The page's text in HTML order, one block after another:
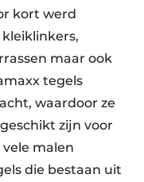
kort werd
maar ook
tegels
waardoor ze
zijn voor
malen
die bestaan uit